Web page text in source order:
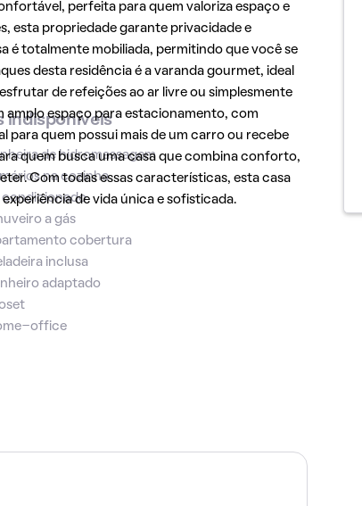
perfeita para quem valoriza espaço e
esta propriedade garante privacidade e
é totalmente mobiliada, permitindo que você se
desta residência é a varanda gourmet, ideal
de refeições ao ar livre ou simplesmente
amplo espaço para estacionamento, com
para quem possui mais de um carro ou recebe
quem busca uma casa que combina conforto,
Com todas essas características, esta casa
de vida única e sofisticada.
indisponíveis
de hidromassagem
na cozinha
condicionado
a gás
cobertura
inclusa
adaptado
office